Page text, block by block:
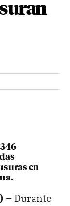
en
– Durante